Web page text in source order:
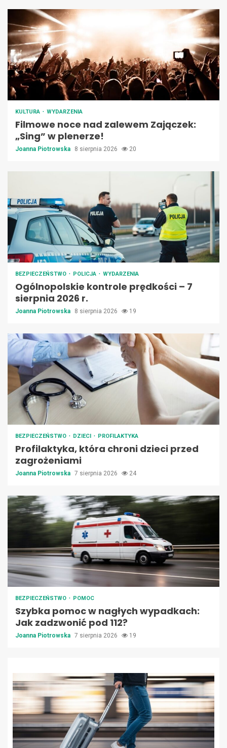
KULTURA WYDARZENIA
Filmowe noce nad zalewem Zajączek:
„Sing” w plenerze!
Joanna Piotrowska 8 sierpnia 2026 20
BEZPIECZEŃSTWO POLICJA WYDARZENIA
Ogólnopolskie kontrole prędkości – 7
sierpnia 2026 r.
Joanna Piotrowska 8 sierpnia 2026 19
BEZPIECZEŃSTWO DZIECI PROFILAKTYKA
Profilaktyka, która chroni dzieci przed
zagrożeniami
Joanna Piotrowska 7 sierpnia 2026 24
BEZPIECZEŃSTWO POMOC
Szybka pomoc w nagłych wypadkach:
Jak zadzwonić pod 112?
Joanna Piotrowska 7 sierpnia 2026 19